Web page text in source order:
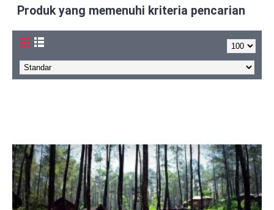
Produk yang memenuhi kriteria pencarian